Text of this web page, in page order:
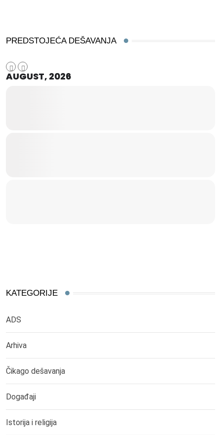
PREDSTOJEĆA DEŠAVANJA
AUGUST, 2026
KATEGORIJE
ADS
Arhiva
Čikago dešavanja
Događaji
Istorija i religija